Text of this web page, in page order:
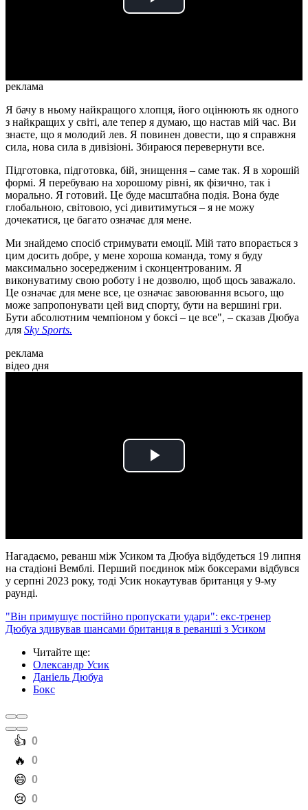
Play
реклама
Я бачу в ньому найкращого хлопця, його оцінюють як одного
з найкращих у світі, але тепер я думаю, що настав мій час. Ви
знаєте, що я молодий лев. Я повинен довести, що я справжня
сила, нова сила в дивізіоні. Збираюся перевернути все.
Підготовка, підготовка, бій, знищення – саме так. Я в хорошій
формі. Я перебуваю на хорошому рівні, як фізично, так і
морально. Я готовий. Це буде масштабна подія. Вона буде
глобальною, світовою, усі дивитимуться – я не можу
дочекатися, це багато означає для мене.
Ми знайдемо спосіб стримувати емоції. Мій тато впорається з
цим досить добре, у мене хороша команда, тому я буду
максимально зосередженим і сконцентрованим. Я
виконуватиму свою роботу і не дозволю, щоб щось заважало.
Це означає для мене все, це означає завоювання всього, що
може запропонувати цей вид спорту, бути на вершині гри.
Бути абсолютним чемпіоном у боксі – це все", – сказав Дюбуа
для Sky Sports.
реклама
відео дня
Play
Нагадаємо, реванш між Усиком та Дюбуа відбудеться 19 липня
на стадіоні Вемблі. Перший поєдинок між боксерами відбувся
у серпні 2023 року, тоді Усик нокаутував британця у 9-му
раунді.
"Він примушує постійно пропускати удари": екс-тренер
Дюбуа здивував шансами британця в реванші з Усиком
Читайте ще:
Олександр Усик
Даніель Дюбуа
Бокс
️👍 0
️🔥 0
️😄 0
️😢 0